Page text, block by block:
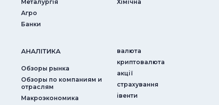
Металургія
Агро
Банки
Хімічна
АНАЛIТИКА
Обзоры рынка
Обзоры по компаниям и
отраслям
Макроэкономика
валюта
криптовалюта
акції
страхування
iвенти